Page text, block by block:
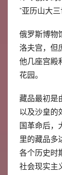
中
心
“亚历山大
俄罗斯博物
洛夫宫，但
他几座宫殿
花园。
藏品最初是
以及沙皇的
国革命后，
里的藏品多
各个历史时
社会现实主